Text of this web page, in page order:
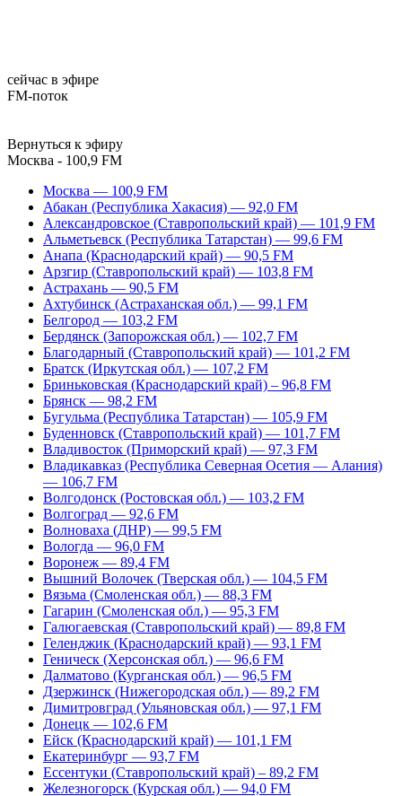
сейчас в эфире
FM-поток
Вернуться к эфиру
Москва - 100,9 FM
Москва — 100,9 FM
Абакан (Республика Хакасия) — 92,0 FM
Александровское (Ставропольский край) — 101,9 FM
Альметьевск (Республика Татарстан) — 99,6 FM
Анапа (Краснодарский край) — 90,5 FM
Арзгир (Ставропольский край) — 103,8 FM
Астрахань — 90,5 FM
Ахтубинск (Астраханская обл.) — 99,1 FM
Белгород — 103,2 FM
Бердянск (Запорожская обл.) — 102,7 FM
Благодарный (Ставропольский край) — 101,2 FM
Братск (Иркутская обл.) — 107,2 FM
Бриньковская (Краснодарский край) – 96,8 FM
Брянск — 98,2 FM
Бугульма (Республика Татарстан) — 105,9 FM
Буденновск (Ставропольский край) — 101,7 FM
Владивосток (Приморский край) — 97,3 FM
Владикавказ (Республика Северная Осетия — Алания)
— 106,7 FM
Волгодонск (Ростовская обл.) — 103,2 FM
Волгоград — 92,6 FM
Волноваха (ДНР) — 99,5 FM
Вологда — 96,0 FM
Воронеж — 89,4 FM
Вышний Волочек (Тверская обл.) — 104,5 FM
Вязьма (Смоленская обл.) — 88,3 FM
Гагарин (Смоленская обл.) — 95,3 FM
Галюгаевская (Ставропольский край) — 89,8 FM
Геленджик (Краснодарский край) — 93,1 FM
Геническ (Херсонская обл.) — 96,6 FM
Далматово (Курганская обл.) — 96,5 FM
Дзержинск (Нижегородская обл.) — 89,2 FM
Димитровград (Ульяновская обл.) — 97,1 FM
Донецк — 102,6 FM
Ейск (Краснодарский край) — 101,1 FM
Екатеринбург — 93,7 FM
Ессентуки (Ставропольский край) – 89,2 FM
Железногорск (Курская обл.) — 94,0 FM